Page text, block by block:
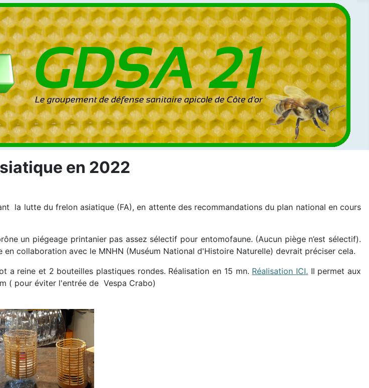
en 2022
la lutte du frelon asiatique (FA), en attente des recommandations du plan national en cours
un piégeage printanier pas assez sélectif pour entomofaune. (Aucun piège n’est sélectif).
en collaboration avec le MNHN (Muséum National d'Histoire Naturelle) devrait préciser cela.
a reine et 2 bouteilles plastiques rondes. Réalisation en 15 mn. Réalisation ICI. Il permet aux
( pour éviter l'entrée de Vespa Crabo)